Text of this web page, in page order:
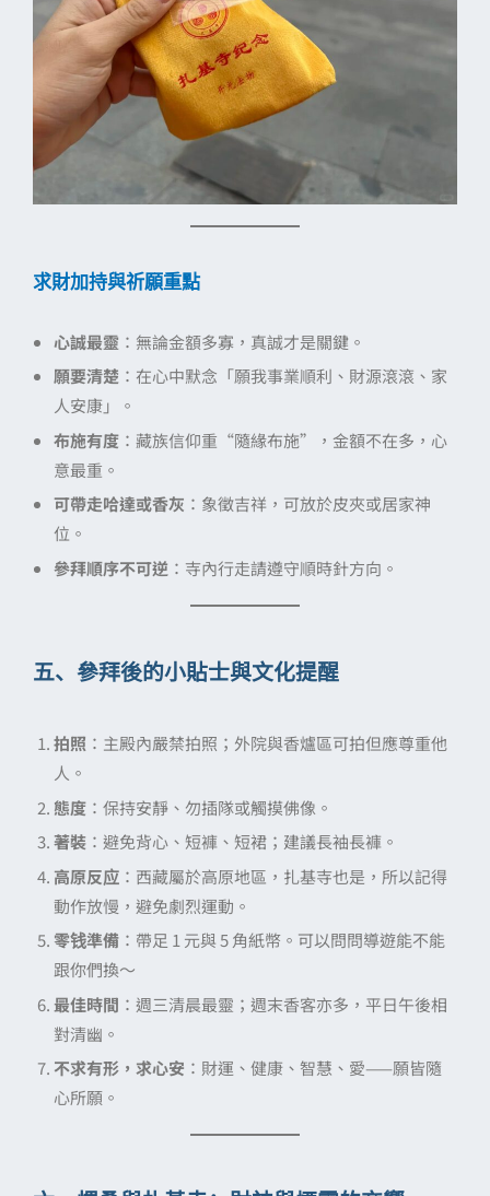
求財加持與祈願重點
心誠最靈 ：無論金額多寡，真誠才是關鍵。
願要清楚 ：在心中默念「願我事業順利、財源滾滾、家
人安康」。
布施有度：藏族信仰重“隨緣布施”，金額不在多，心
意最重。
可帶走哈達或香灰 ：象徵吉祥，可放於皮夾或居家神
位。
參拜順序不可逆：寺內行走請遵守順時針方向。
五、參拜後的小貼士與文化提醒
拍照 ：主殿內嚴禁拍照；外院與香爐區可拍但應尊重他
人。
態度：保持安靜、勿插隊或觸摸佛像。
著裝：避免背心、短褲、短裙；建議長袖長褲。
高原反应：西藏屬於高原地區，扎基寺也是，所以記得
動作放慢，避免劇烈運動。
零钱準備：帶足 1 元與 5 角紙幣。可以問問導遊能不能
跟你們換～
最佳時間 ：週三清晨最靈；週末香客亦多，平日午後相
對清幽。
不求有形，求心安 ：財運、健康、智慧、愛——願皆隨
心所願。